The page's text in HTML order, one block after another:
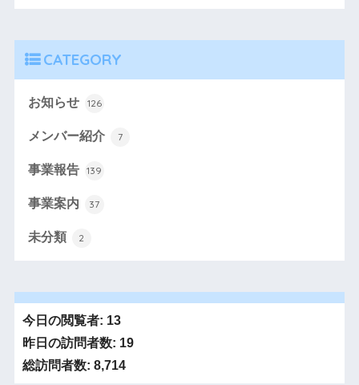
CATEGORY
お知らせ 126
メンバー紹介 7
事業報告 139
事業案内 37
未分類 2
今日の閲覧者: 13
昨日の訪問者数: 19
総訪問者数: 8,714